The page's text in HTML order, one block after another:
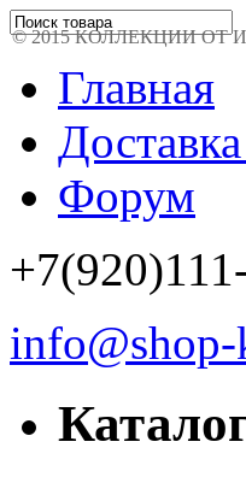
Главная
Форум
© 2015 КОЛЛЕКЦИИ ОТ